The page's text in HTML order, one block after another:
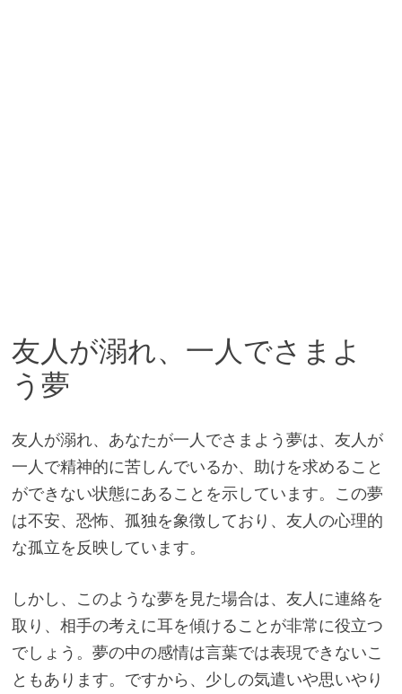
友人が溺れ、一人でさまよ
う夢
友人が溺れ、あなたが一人でさまよう夢は、友人が
一人で精神的に苦しんでいるか、助けを求めること
ができない状態にあることを示しています。この夢
は不安、恐怖、孤独を象徴しており、友人の心理的
な孤立を反映しています。
しかし、このような夢を見た場合は、友人に連絡を
取り、相手の考えに耳を傾けることが非常に役立つ
でしょう。夢の中の感情は言葉では表現できないこ
ともあります。ですから、少しの気遣いや思いやり